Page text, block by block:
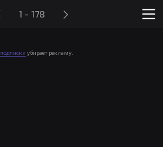
1 - 178
подписки убирает рекламу.